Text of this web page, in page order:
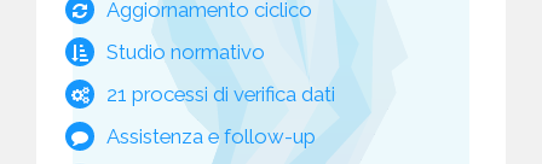
Aggiornamento ciclico
Studio normativo
21 processi di verifica dati
Assistenza e follow-up